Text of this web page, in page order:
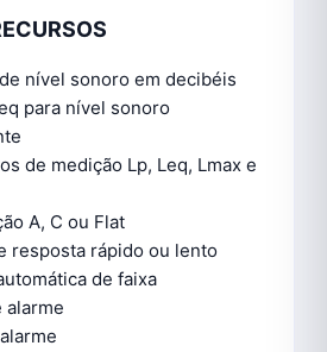
nível sonoro em decibéis
para nível sonoro
de medição Lp, Leq, Lmax e
A, C ou Flat
resposta rápido ou lento
de faixa
alarme